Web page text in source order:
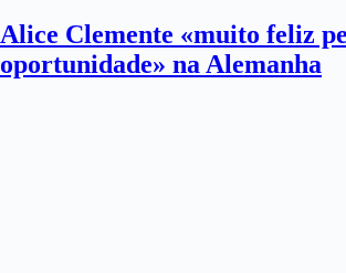
Alice Clemente «muito feliz
oportunidade» na Alemanha